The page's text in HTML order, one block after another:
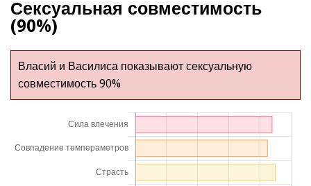
Сексуальная совместимость
(90%)
Власий и Василиса показывают сексуальную
совместимость 90%